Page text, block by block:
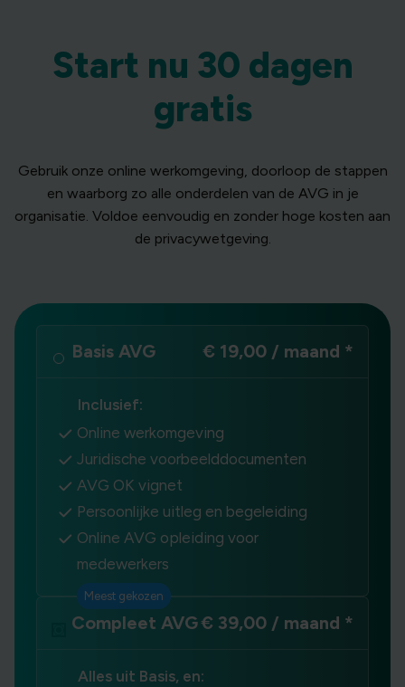
Start nu 30 dagen
gratis
Gebruik onze online werkomgeving, doorloop de stappen
en waarborg zo alle onderdelen van de AVG in je
organisatie. Voldoe eenvoudig en zonder hoge kosten aan
de privacywetgeving.
Basis AVG € 19,00 / maand *
Inclusief:
Online werkomgeving
Juridische voorbeelddocumenten
AVG OK vignet
Persoonlijke uitleg en begeleiding
Online AVG opleiding voor
medewerkers
Meest gekozen
Compleet AVG€ 39,00 / maand *
Alles uit Basis, en: